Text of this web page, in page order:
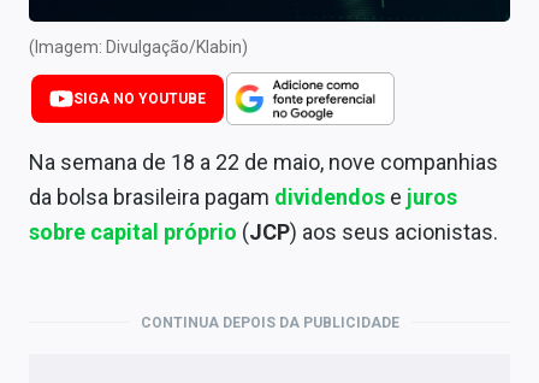
Central dos IPOs
Renda Fixa
Finanças Pessoais
Mercados
(Imagem: Divulgação/Klabin)
SIGA NO YOUTUBE
Na semana de 18 a 22 de maio, nove companhias
da bolsa brasileira pagam dividendos e juros
sobre capital próprio (JCP) aos seus acionistas.
CONTINUA DEPOIS DA PUBLICIDADE